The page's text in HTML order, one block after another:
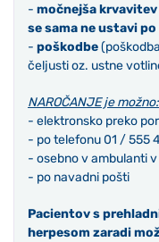
- močnejša
se sama ne ustavi
- poškodbe
čeljusti oz. ustne
NAROČANJE je možno:
- elektronsko preko
- po telefonu 01 / 555
- osebno v ambulanti
- po navadni pošti
Pacientov s
herpesom zaradi